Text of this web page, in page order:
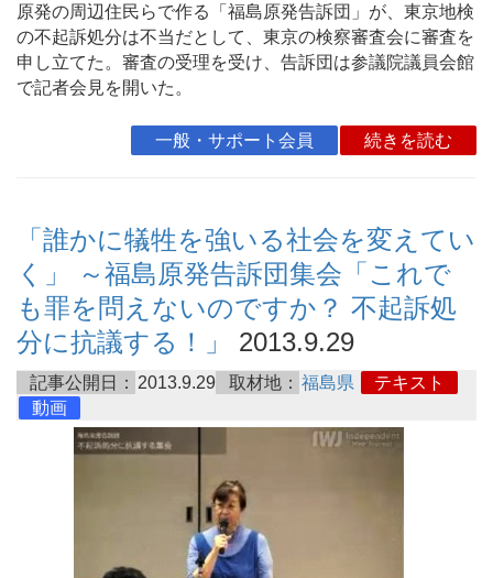
原発の周辺住民らで作る「福島原発告訴団」が、東京地検
の不起訴処分は不当だとして、東京の検察審査会に審査を
申し立てた。審査の受理を受け、告訴団は参議院議員会館
で記者会見を開いた。
一般・サポート会員 続きを読む
「誰かに犠牲を強いる社会を変えてい
く」 ～福島原発告訴団集会「これで
も罪を問えないのですか？ 不起訴処
分に抗議する！」
2013.9.29
記事公開日： 2013.9.29 取材地： 福島県
テキスト
動画